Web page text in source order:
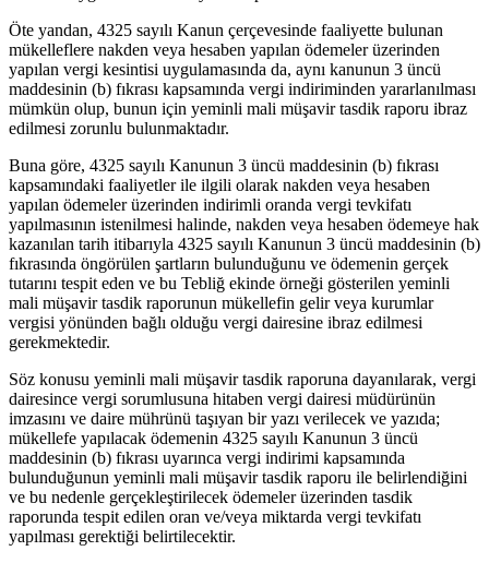
Öte yandan, 4325 sayılı Kanun çerçevesinde faaliyette bulunan
mükelleflere nakden veya hesaben yapılan ödemeler üzerinden
yapılan vergi kesintisi uygulamasında da, aynı kanunun 3 üncü
maddesinin (b) fıkrası kapsamında vergi indiriminden yararlanılması
mümkün olup, bunun için yeminli mali müşavir tasdik raporu ibraz
edilmesi zorunlu bulunmaktadır.
Buna göre, 4325 sayılı Kanunun 3 üncü maddesinin (b) fıkrası
kapsamındaki faaliyetler ile ilgili olarak nakden veya hesaben
yapılan ödemeler üzerinden indirimli oranda vergi tevkifatı
yapılmasının istenilmesi halinde, nakden veya hesaben ödemeye hak
kazanılan tarih itibarıyla 4325 sayılı Kanunun 3 üncü maddesinin (b)
fıkrasında öngörülen şartların bulunduğunu ve ödemenin gerçek
tutarını tespit eden ve bu Tebliğ ekinde örneği gösterilen yeminli
mali müşavir tasdik raporunun mükellefin gelir veya kurumlar
vergisi yönünden bağlı olduğu vergi dairesine ibraz edilmesi
gerekmektedir.
Söz konusu yeminli mali müşavir tasdik raporuna dayanılarak, vergi
dairesince vergi sorumlusuna hitaben vergi dairesi müdürünün
imzasını ve daire mührünü taşıyan bir yazı verilecek ve yazıda;
mükellefe yapılacak ödemenin 4325 sayılı Kanunun 3 üncü
maddesinin (b) fıkrası uyarınca vergi indirimi kapsamında
bulunduğunun yeminli mali müşavir tasdik raporu ile belirlendiğini
ve bu nedenle gerçekleştirilecek ödemeler üzerinden tasdik
raporunda tespit edilen oran ve/veya miktarda vergi tevkifatı
yapılması gerektiği belirtilecektir.